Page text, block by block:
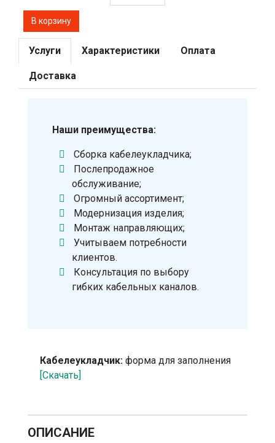
Услуги Характеристики Оплата
Доставка
Наши преимущества:
Сборка кабелеукладчика;
Послепродажное
обслуживание;
Огромный ассортимент;
Модернизация изделия;
Монтаж направляющих;
Учитываем потребности
клиентов.
Консультация по выбору
гибких кабельных каналов.
Кабелеукладчик: форма для заполнения
[Скачать]
ОПИСАНИЕ